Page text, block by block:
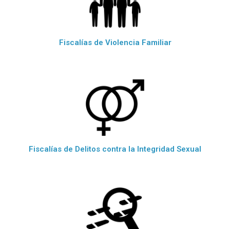
Fiscalías de Violencia Familiar
Fiscalías de Delitos contra la Integridad Sexual